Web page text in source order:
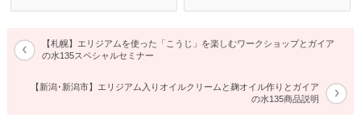
【札幌】エリジアムを使った「こうじ」を楽しむワークショップとガイア
の水135スペシャルセミナー
【新潟･新潟市】エリジアム入りオイルクリームと麹オイル作りとガイア
の水135商品説明